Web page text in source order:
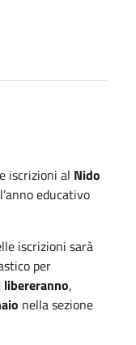
iscrizioni al Nido
educativo
iscrizioni sarà
per
,
nella sezione